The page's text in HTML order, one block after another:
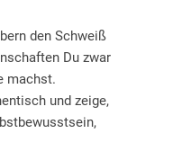
den Schweiß
Du zwar
machst.
und zeige,